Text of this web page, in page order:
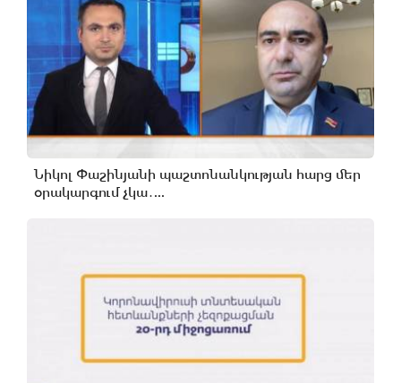
Նիկոլ Փաշինյանի պաշտոնանկության հարց մեր
օրակարգում չկա․...